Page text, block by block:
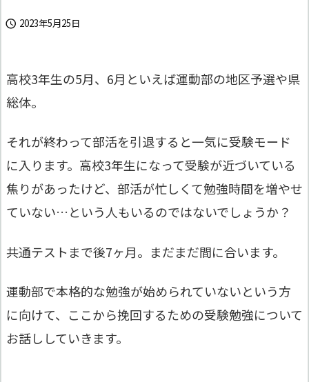
 2023年5月25日
高校3年生の5月、6月といえば運動部の地区予選や県
総体。
それが終わって部活を引退すると一気に受験モード
に入ります。高校3年生になって受験が近づいている
焦りがあったけど、部活が忙しくて勉強時間を増やせ
ていない…という人もいるのではないでしょうか？
共通テストまで後7ヶ月。まだまだ間に合います。
運動部で本格的な勉強が始められていないという方
に向けて、ここから挽回するための受験勉強について
お話ししていきます。